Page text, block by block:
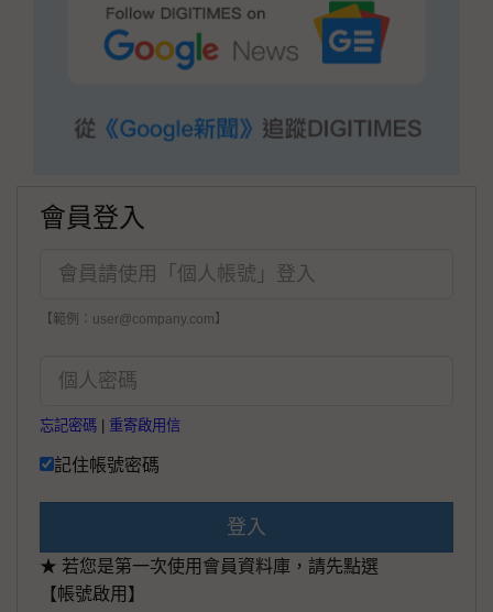
會員登入
【範例：user@company.com】
忘記密碼 重寄啟用信
記住帳號密碼
登入
★ 若您是第一次使用會員資料庫，請先點選
【帳號啟用】